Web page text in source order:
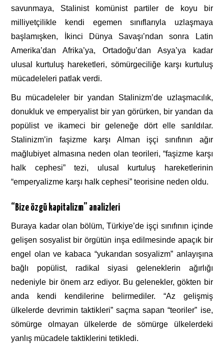
savunmaya, Stalinist komünist partiler de koyu bir
milliyetçilikle kendi egemen sınıflarıyla uzlaşmaya
başlamışken, İkinci Dünya Savaşı’ndan sonra Latin
Amerika’dan Afrika’ya, Ortadoğu’dan Asya’ya kadar
ulusal kurtuluş hareketleri, sömürgeciliğe karşı kurtuluş
mücadeleleri patlak verdi.
Bu mücadeleler bir yandan Stalinizm’de uzlaşmacılık,
donukluk ve emperyalist bir yan görürken, bir yandan da
popülist ve ikameci bir geleneğe dört elle sarıldılar.
Stalinizm’in faşizme karşı Alman işçi sınıfının ağır
mağlubiyet almasına neden olan teorileri, “faşizme karşı
halk cephesi” tezi, ulusal kurtuluş hareketlerinin
“emperyalizme karşı halk cephesi” teorisine neden oldu.
“Bize özgü kapitalizm” analizleri
Buraya kadar olan bölüm, Türkiye’de işçi sınıfının içinde
gelişen sosyalist bir örgütün inşa edilmesinde apaçık bir
engel olan ve kabaca “yukarıdan sosyalizm” anlayışına
bağlı popülist, radikal siyasi geleneklerin ağırlığı
nedeniyle bir önem arz ediyor. Bu gelenekler, gökten bir
anda kendi kendilerine belirmediler. “Az gelişmiş
ülkelerde devrimin taktikleri” saçma sapan “teoriler” ise,
sömürge olmayan ülkelerde de sömürge ülkelerdeki
yanlış mücadele taktiklerini tetikledi.